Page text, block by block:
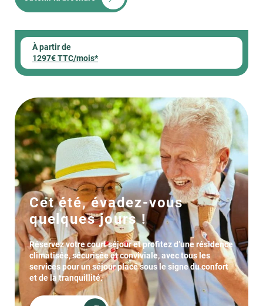
À partir de
1297€ TTC/mois*
Cet été, évadez-vous
quelques jours !
Réservez votre court séjour et profitez d’une résidence
climatisée, sécurisée et conviviale, avec tous les
services pour un séjour placé sous le signe du confort
et de la tranquillité.